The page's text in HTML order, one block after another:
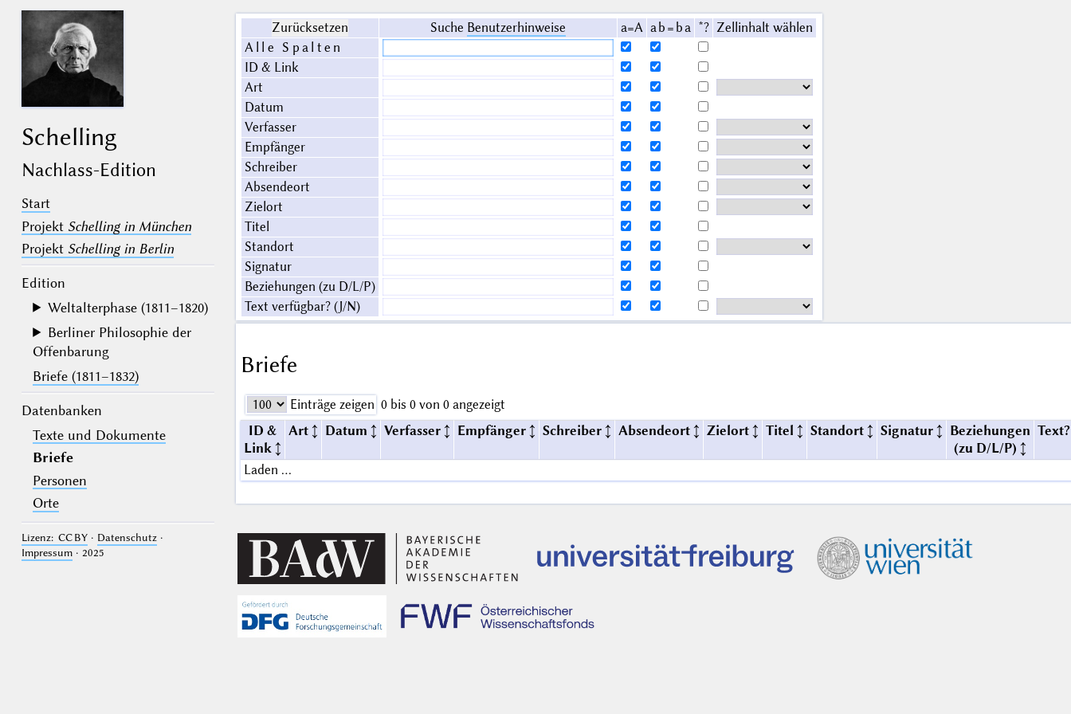
Schelling
Nachlass-Edition
Start
Projekt Schelling in München
Projekt Schelling in Berlin
Edition
Weltalterphase (1811–1820)
Berliner Philosophie der
Offenbarung
Briefe (1811–1832)
Datenbanken
Texte und Dokumente
Briefe
Personen
Orte
Lizenz: CC BY· Datenschutz·
Impressum· 2025
Zurücksetzen Suche Benutzerhinweise a=A a b = b a *? Zellinhalt wählen
Alle Spalten
ID & Link
Art
Datum
Verfasser
Empfänger
Schreiber
Absendeort
Zielort
Titel
Standort
Signatur
Beziehungen (zu D/L/P)
Text verfügbar? (J/N)
Briefe
Einträge zeigen 0 bis 0 von 0 angezeigt
ID &
Link
Art Datum Verfasser Empfänger Schreiber Absendeort Zielort Titel Standort Signatur
Beziehungen
(zu D/L/P)
Text?
Laden …